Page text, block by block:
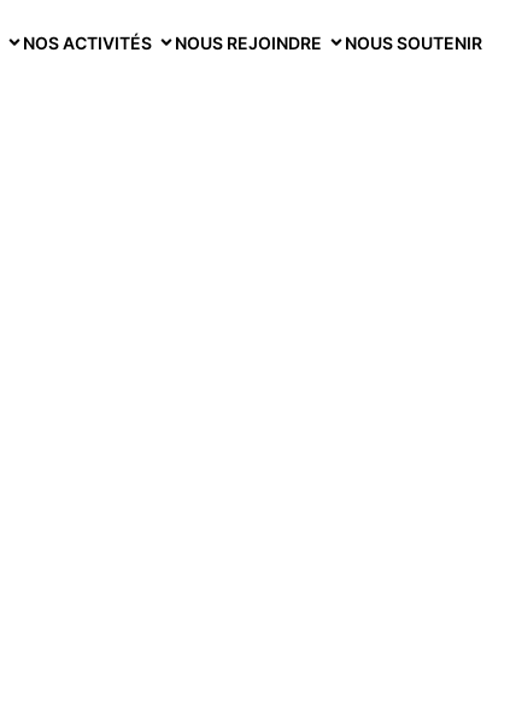
NOS ACTIVITÉS NOUS REJOINDRE NOUS SOUTENIR